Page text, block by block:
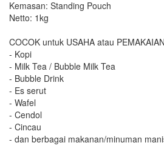
Kemasan: Standing Pouch
Netto: 1kg
COCOK untuk USAHA atau
- Kopi
- Milk Tea / Bubble Milk Tea
- Bubble Drink
- Es serut
- Wafel
- Cendol
- Cincau
- dan berbagai makanan/minuman